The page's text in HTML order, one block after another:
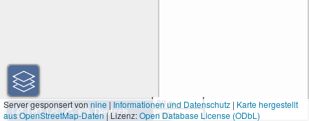
30 m
100 ft
Server gesponsert vonnine|Informationen und Datenschutz | Karte hergestellt
aus OpenStreetMap-Daten| Lizenz:Open Database License (ODbL)